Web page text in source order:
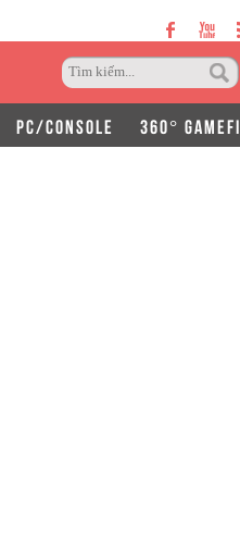
PC/CONSOLE 360° GAMEFI